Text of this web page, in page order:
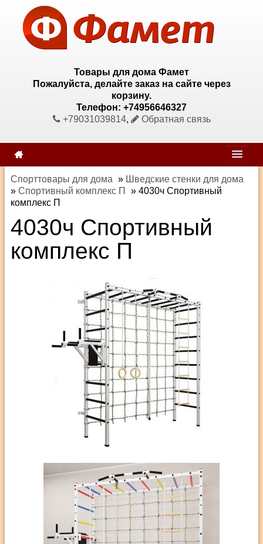
Товары для дома Фамет
Пожалуйста, делайте заказ на сайте через
корзину.
Телефон: +74956646327
+79031039814, Обратная связь
Спорттовары для дома » Шведские стенки для дома
» Спортивный комплекс П » 4030ч Спортивный
комплекс П
4030ч Спортивный
комплекс П